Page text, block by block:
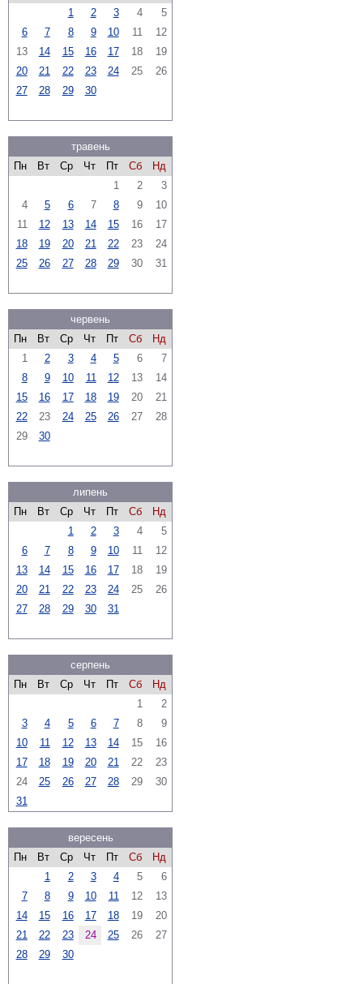
1
2 3 4
5
6
7 8 9 10 11
12
13
14 15 16 17 18
19
20
21 22 23 24 25
26
27
28 29 30
травень
Пн
Вт Ср Чт Пт Сб
Нд
1
2
3
4
5 6 7 8 9
10
11
12 13 14 15 16
17
18
19 20 21 22 23
24
25
26 27 28 29 30 31
червень
Пн
Вт Ср Чт Пт Сб
Нд
1
2 3 4 5 6
7
8
9 10 11 12 13
14
15
16 17 18 19 20
21
22
23 24 25 26 27
28
29
30
липень
Пн
Вт Ср Чт Пт Сб
Нд
1
2 3 4
5
6
7 8 9 10 11
12
13
14 15 16 17 18
19
20
21 22 23 24 25
26
27
28 29 30 31
серпень
Пн
Вт Ср Чт Пт Сб
Нд
1
2
3
4 5 6 7 8
9
10
11 12 13 14 15
16
17
18 19 20 21 22
23
24
25 26 27 28 29
30
31
вересень
Пн
Вт Ср Чт Пт Сб
Нд
1
2 3 4 5
6
7
8 9 10 11 12
13
14
15 16 17 18 19
20
21
22 23 24 25 26
27
28
29 30